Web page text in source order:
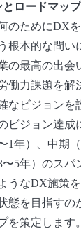
とロードマッ
何のためにDX
根本的な問い
の最高の出会
働力課題を解
なビジョンを
ビジョン達成
1年）、中期
3〜5年）のス
うなDX施策
態を目指すの
を策定します。